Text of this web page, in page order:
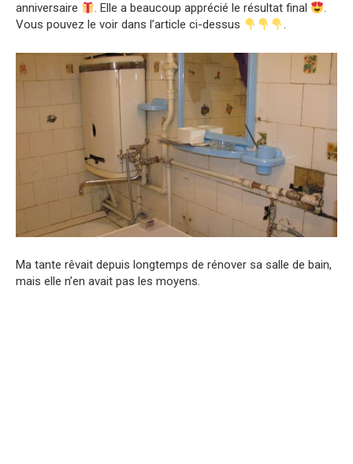
anniversaire
. Elle a beaucoup apprécié le résultat final
.
Vous pouvez le voir dans l’article ci-dessus
.
Ma tante rêvait depuis longtemps de rénover sa salle de bain,
mais elle n’en avait pas les moyens.